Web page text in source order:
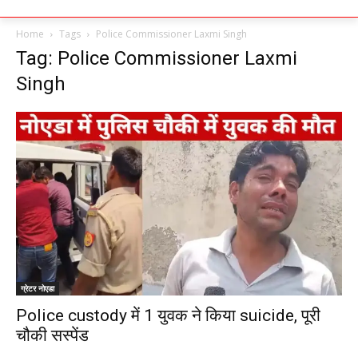
Home Tags Police Commissioner Laxmi Singh
Tag: Police Commissioner Laxmi
Singh
ग्रेटर नोएडा
Police custody में 1 युवक ने किया suicide, पूरी
चौकी सस्पेंड